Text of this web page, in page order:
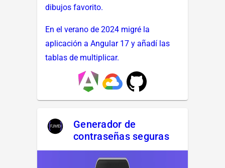
dibujos favorito.
En el verano de 2024 migré la
aplicación a Angular 17 y añadí las
tablas de multiplicar.
Generador de
contraseñas seguras